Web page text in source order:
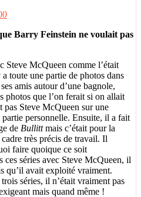
Barry Feinstein ne voulait pas
Steve McQueen comme l’était
toute une partie de photos dans
amis autour d’une bagnole,
photos que l’on ferait si on allait
pas Steve McQueen sur une
personnelle. Ensuite, il a fait
de Bullittmais c’était pour la
très précis de travail. Il
faire quoique ce soit
ces séries avec Steve McQueen, il
qu’il avait exploité vraiment.
séries, il n’était vraiment pas
mais quand même !